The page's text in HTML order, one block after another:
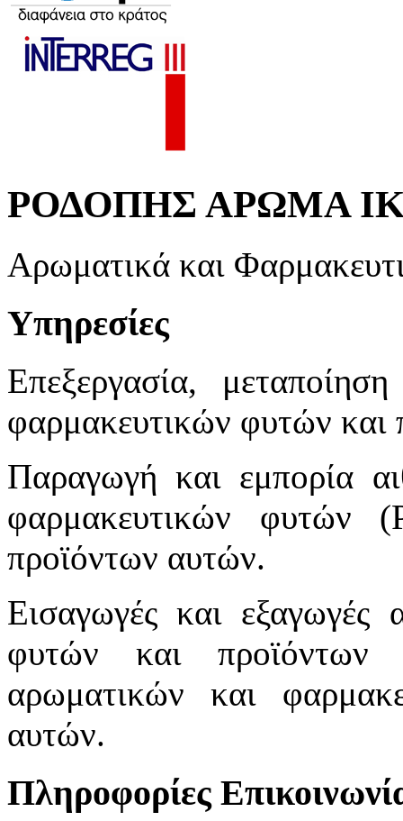
ΡΟΔΟΠΗΣ ΑΡΩΜΑ
Αρωματικά και
Υπηρεσίες
Επεξεργασία,
φαρμακευτικών φυτών και
Παραγωγή και εμπορία
φαρμακευτικών φυτών
προϊόντων αυτών.
Εισαγωγές και εξαγωγές
φυτών και προϊόντων
αρωματικών και
αυτών.
Πληροφορίες